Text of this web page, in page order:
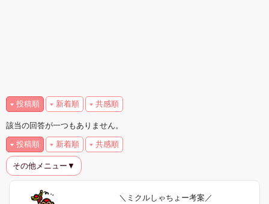
投稿順 新着順 共感順
該当の回答が一つもありません。
投稿順 新着順 共感順
その他メニュー▼
＼ミクルしゃちょー考案／